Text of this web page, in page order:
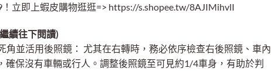
立即上蝦皮購物逛逛=> https://s.shopee.tw/8AJIMihvlI
續往下閱讀)
角並活用後照鏡： 尤其在右轉時，務必依序檢查右後照鏡、車內
確保沒有車輛或行人。調整後照鏡至可見約1/4車身，有助於判